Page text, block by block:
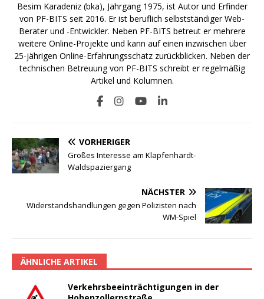
Besim Karadeniz (bka), Jahrgang 1975, ist Autor und Erfinder
von PF-BITS seit 2016. Er ist beruflich selbstständiger Web-
Berater und -Entwickler. Neben PF-BITS betreut er mehrere
weitere Online-Projekte und kann auf einen inzwischen über
25-jährigen Online-Erfahrungsschatz zurückblicken. Neben der
technischen Betreuung von PF-BITS schreibt er regelmäßig
Artikel und Kolumnen.
VORHERIGER
Großes Interesse am Klapfenhardt-
Waldspaziergang
NÄCHSTER
Widerstandshandlungen gegen Polizisten nach
WM-Spiel
ÄHNLICHE ARTIKEL
Verkehrsbeeinträchtigungen in der